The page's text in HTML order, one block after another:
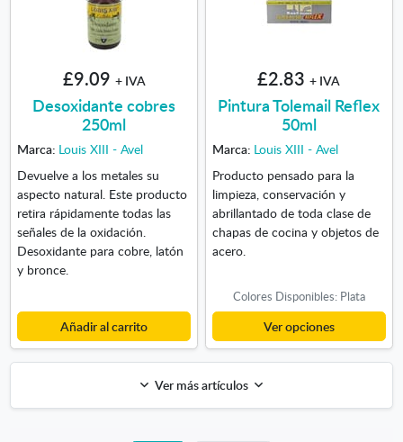
£9.09 + IVA
Desoxidante cobres
250ml
Marca: Louis XIII - Avel
Devuelve a los metales su
aspecto natural. Este producto
retira rápidamente todas las
señales de la oxidación.
Desoxidante para cobre, latón
y bronce.
Añadir al carrito
£2.83 + IVA
Pintura Tolemail Reflex
50ml
Marca: Louis XIII - Avel
Producto pensado para la
limpieza, conservación y
abrillantado de toda clase de
chapas de cocina y objetos de
acero.
Colores Disponibles: Plata
Ver opciones
Ver más artículos